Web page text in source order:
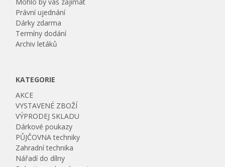
Právní ujednání
Dárky zdarma
Termíny dodání
Archiv letáků
KATEGORIE
AKCE
VYSTAVENÉ ZBOŽÍ
VÝPRODEJ SKLADU
Dárkové poukazy
PŮJČOVNA techniky
Zahradní technika
Nářadí do dílny